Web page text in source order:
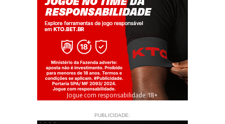
Jogue com responsabilidade. 18+
PUBLICIDADE: